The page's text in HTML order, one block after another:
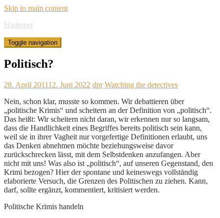
Skip to main content
Hinternet
Toggle navigation
Politisch?
28. April 201112. Juni 2022 dpr Watching the detectives
Nein, schon klar, musste so kommen. Wir debattieren über
„politische Krimis“ und scheitern an der Definition von „politisch“.
Das heißt: Wir scheitern nicht daran, wir erkennen nur so langsam,
dass die Handlichkeit eines Begriffes bereits politisch sein kann,
weil sie in ihrer Vagheit nur vorgefertige Definitionen erlaubt, uns
das Denken abnehmen möchte beziehungsweise davor
zurückschrecken lässt, mit dem Selbstdenken anzufangen. Aber
nicht mit uns! Was also ist „politisch“, auf unseren Gegenstand, den
Krimi bezogen? Hier der spontane und keineswegs vollständig
elaborierte Versuch, die Grenzen des Politischen zu ziehen. Kann,
darf, sollte ergänzt, kommentiert, kritisiert werden.
Politische Krimis handeln